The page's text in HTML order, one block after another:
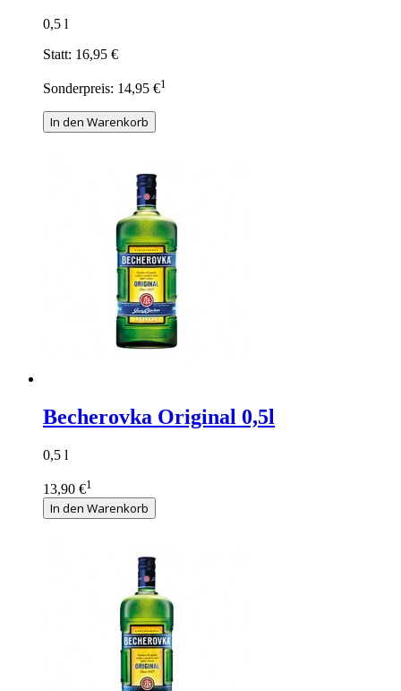
0,5 l
Statt: 16,95 €
Sonderpreis: 14,95 €1
In den Warenkorb
Becherovka Original 0,5l
0,5 l
13,90 €1
In den Warenkorb